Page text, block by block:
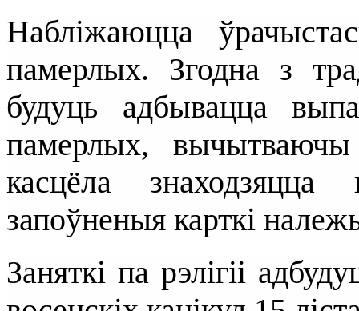
Набліжаюцца
памерлых. Згодна з
будуць адбывацца
памерлых,
касцёла
запоўненыя карткі
Заняткі па рэлігіі